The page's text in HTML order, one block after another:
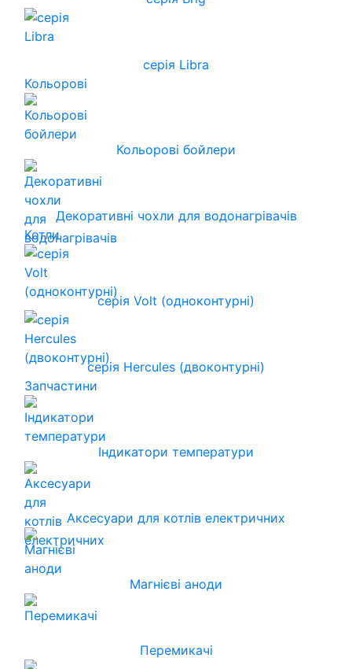
серія Libra
Кольорові
Кольорові бойлери
Декоративні чохли для водонагрівачів
Котли
серія Volt (одноконтурні)
серія Hercules (двоконтурні)
Запчастини
Індикатори температури
Аксесуари для котлів електричних
Магнієві аноди
Перемикачі